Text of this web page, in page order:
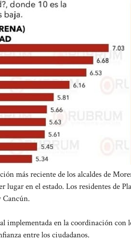
más reciente de los alcaldes de
en el estado. Los residentes de
Cancún.
implementada en la coordinación con
entre los ciudadanos.